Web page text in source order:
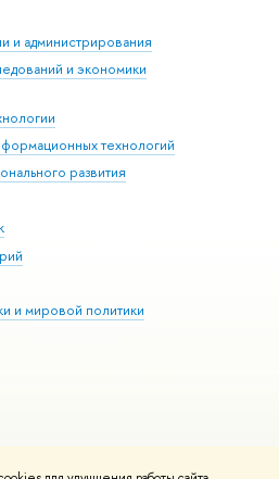
и администрирования
и экономики
технологий
развития
и мировой политики